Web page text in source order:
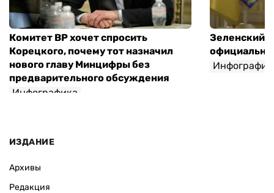
Комитет ВР хочет спросить
Корецкого, почему тот назначил
нового главу Минцифры без
предварительного обсуждения
Инфографика
Зеленский
ИЗДАНИЕ
Архивы
Редакция